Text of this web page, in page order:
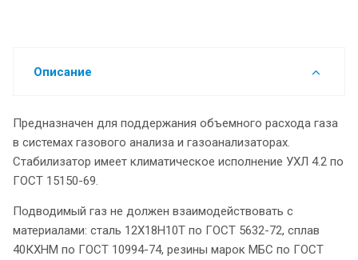
Описание
Предназначен для поддержания объемного расхода газа
в системах газового анализа и газоанализаторах.
Стабилизатор имеет климатическое исполнение УХЛ 4.2 по
ГОСТ 15150-69.
Подводимый газ не должен взаимодействовать с
материалами: сталь 12Х18Н10Т по ГОСТ 5632-72, сплав
40КХНМ по ГОСТ 10994-74, резины марок МБС по ГОСТ